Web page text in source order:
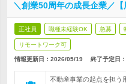
＼創業50周年の成長企業／
正社員 職種未経験OK 急募
リモートワーク可
情報更新日：2026/05/19 終了予定日：
不動産事業の起点を担う